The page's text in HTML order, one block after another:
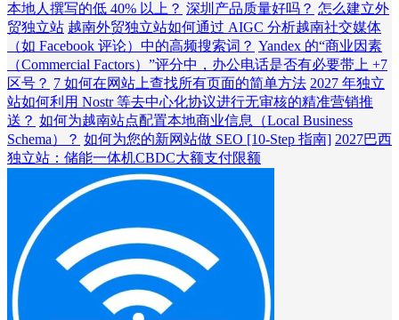
本地人撰写的低 40% 以上？ 深圳产品质量好吗？ 怎么建立外
贸独立站 越南外贸独立站如何通过 AIGC 分析越南社交媒体
（如 Facebook 评论）中的高频搜索词？ Yandex 的“商业因素
（Commercial Factors）”评分中，办公电话是否有必要带上 +7
区号？ 7 如何在网站上查找所有页面的简单方法 2027 年独立
站如何利用 Nostr 等去中心化协议进行无审核的精准营销推
送？ 如何为越南站点配置本地商业信息（Local Business
Schema）？ 如何为您的新网站做 SEO [10-Step 指南] 2027巴西
独立站：储能一体机CBDC大额支付限额